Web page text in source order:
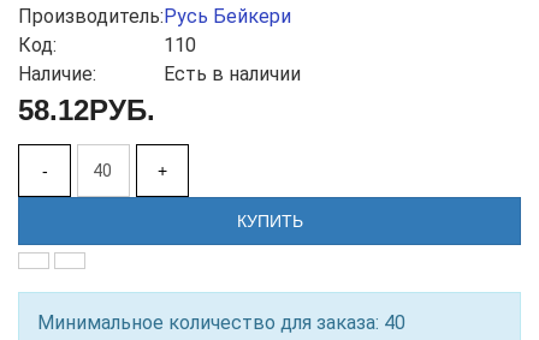
Производитель:Русь Бейкери
Код:
110
Наличие:
Есть в наличии
58.12РУБ.
- +
КУПИТЬ
Минимальное количество для заказа: 40